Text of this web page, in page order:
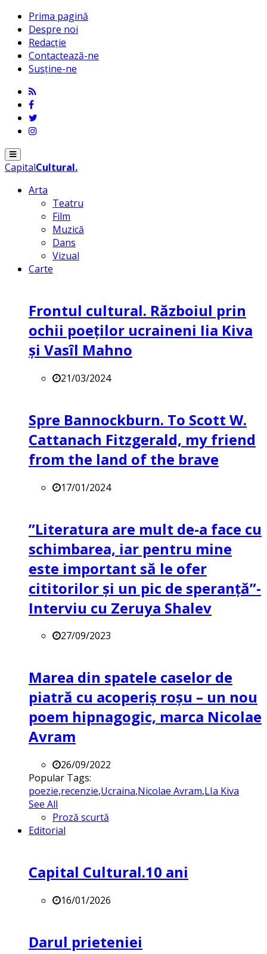
Prima pagină
Despre noi
Redacție
Contactează-ne
Susține-ne
Menu
CapitalCultural.
Arta
Teatru
Film
Muzică
Dans
Vizual
Carte
Frontul cultural. Războiul prin
ochii poeților ucraineni Iia Kiva
și Vasîl Mahno
21/03/2024
Spre Bannockburn. To Scott W.
Cattanach Fitzgerald, my friend
from the land of the brave
17/01/2024
”Literatura are mult de-a face cu
schimbarea, iar pentru mine
este important să le ofer
cititorilor și un pic de speranță”-
Interviu cu Zeruya Shalev
27/09/2023
Marea din spatele caselor de
piatră cu acoperiș roșu – un nou
poem hipnagogic, marca Nicolae
Avram
26/09/2022
Popular Tags:
poezie,recenzie,Ucraina,Nicolae Avram,LIa Kiva
See All
Proză scurtă
Editorial
Capital Cultural.10 ani
16/01/2026
Darul prieteniei